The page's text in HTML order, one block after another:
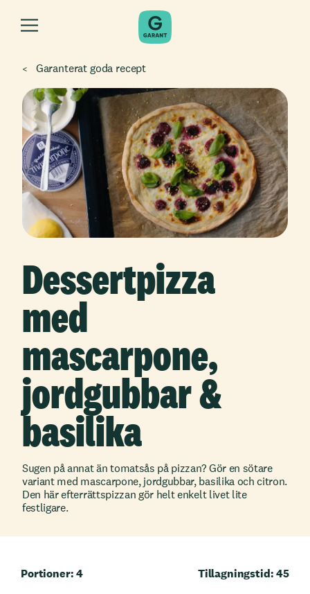
Garanterat goda recept
Dessertpizza
med
mascarpone,
jordgubbar &
basilika
Sugen på annat än tomatsås på pizzan? Gör en sötare
variant med mascarpone, jordgubbar, basilika och citron.
Den här efterrättspizzan gör helt enkelt livet lite
festligare.
Portioner: 4 Tillagningstid: 45